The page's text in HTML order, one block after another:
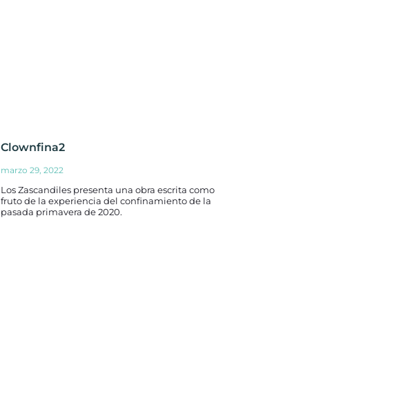
Clownfina2
marzo 29, 2022
Los Zascandiles presenta una obra escrita como
fruto de la experiencia del confinamiento de la
pasada primavera de 2020.